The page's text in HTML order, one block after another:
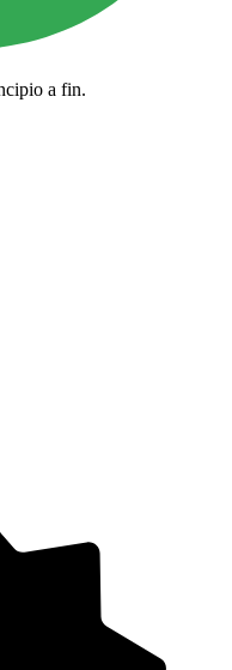
a fin.